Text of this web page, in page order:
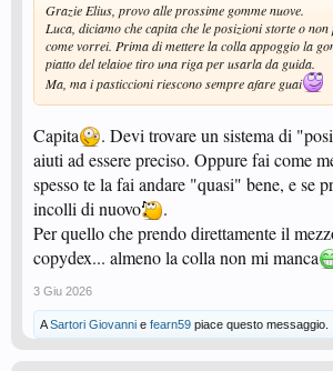
Grazie Elius, provo alle prossime gomme nuove.
Luca, diciamo che capita che le posizioni storte o non
come vorrei. Prima di mettere la colla appoggio la
piatto del telaioe tiro una riga per usarla da guida.
Ma, ma i pasticcioni riescono sempre afare guai
Capita
. Devi trovare un sistema di
aiuti ad essere preciso. Oppure fai come
spesso te la fai andare "quasi" bene, e se
incolli di nuovo
.
Per quello che prendo direttamente il
copydex... almeno la colla non mi manca
3 Giu 2026
ASartori Giovanni e fearn59 piace questo messaggio.